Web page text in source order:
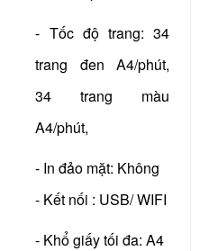
- Tốc độ trang: 34
trang đen A4/phút,
34 trang màu
A4/phút,
- In đảo mặt: Không
- Kết nối : USB/ WIFI
- Khổ giấy tối đa: A4